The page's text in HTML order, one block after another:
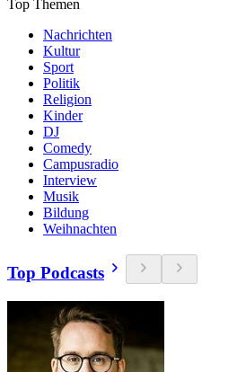
Top Themen
Nachrichten
Kultur
Sport
Politik
Religion
Kinder
DJ
Comedy
Campusradio
Interview
Musik
Bildung
Weihnachten
Top Podcasts